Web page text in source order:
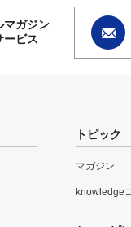
マガジン
ービス
トピック
マガジン
knowledge